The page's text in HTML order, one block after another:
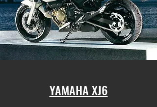
YAMAHA XJ6